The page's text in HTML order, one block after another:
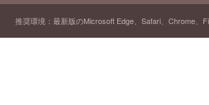
推奨環境：最新版のMicrosoft Edge、Safari、Chrome、